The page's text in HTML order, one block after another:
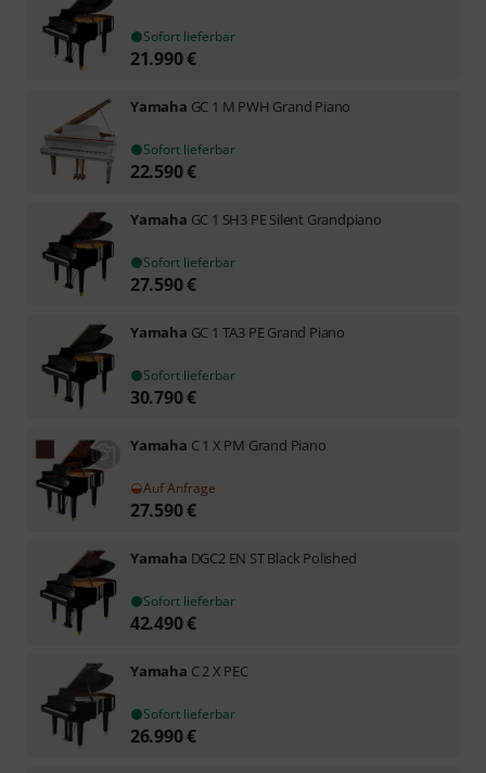
Sofort lieferbar
21.990€
Yamaha GC 1 M PWH Grand Piano
Sofort lieferbar
22.590€
Yamaha GC 1 SH3 PE Silent Grandpiano
Sofort lieferbar
27.590€
Yamaha GC 1 TA3 PE Grand Piano
Sofort lieferbar
30.790€
Yamaha C 1 X PM Grand Piano
Auf Anfrage
27.590€
Yamaha DGC2 EN ST Black Polished
Sofort lieferbar
42.490€
Yamaha C 2 X PEC
Sofort lieferbar
26.990€